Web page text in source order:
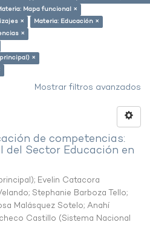
Mapa funcional ×
×
Materia: Educación ×
×
×
Mostrar filtros avanzados
de competencias:
Sector Educación en
; Evelin Catacora
; Stephanie Barboza Tello;
Malásquez Sotelo; Anahí
Castillo (Sistema Nacional